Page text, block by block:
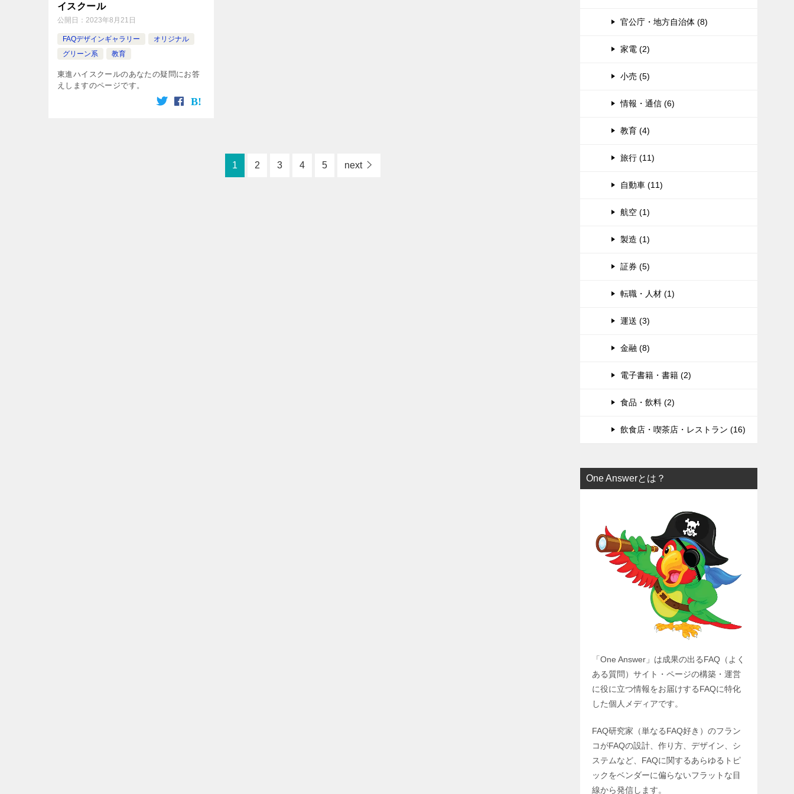
イスクール
公開日： 2023年8月21日
FAQデザインギャラリー
オリジナル
グリーン系
教育
東進ハイスクールのあなたの疑問にお答
えしますのページです。
1 2 3 4 5 next
官公庁・地方自治体 (8)
家電 (2)
小売 (5)
情報・通信 (6)
教育 (4)
旅行 (11)
自動車 (11)
航空 (1)
製造 (1)
証券 (5)
転職・人材 (1)
運送 (3)
金融 (8)
電子書籍・書籍 (2)
食品・飲料 (2)
飲食店・喫茶店・レストラン (16)
One Answerとは？
「One Answer」は成果の出るFAQ（よく
ある質問）サイト・ページの構築・運営
に役に立つ情報をお届けするFAQに特化
した個人メディアです。
FAQ研究家（単なるFAQ好き）のフラン
コがFAQの設計、作り方、デザイン、シ
ステムなど、FAQに関するあらゆるトピ
ックをベンダーに偏らないフラットな目
線から発信します。